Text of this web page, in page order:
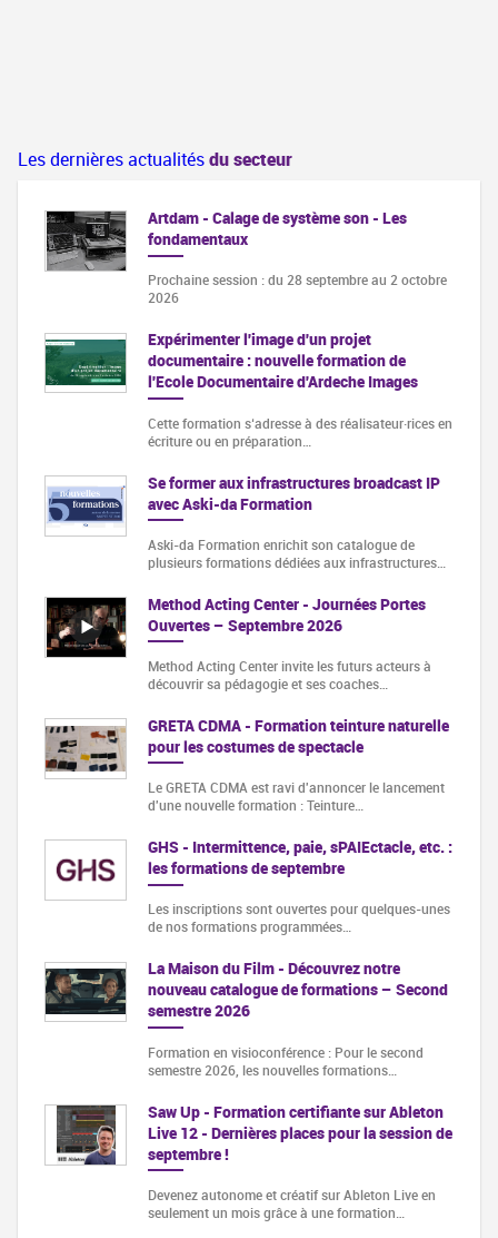
Les dernières actualitésdu secteur
Artdam - Calage de système son - Les
fondamentaux
Prochaine session : du 28 septembre au 2 octobre
2026
Expérimenter l'image d'un projet
documentaire : nouvelle formation de
l'Ecole Documentaire d'Ardeche Images
Cette formation s‘adresse à des réalisateur·rices en
écriture ou en préparation…
Se former aux infrastructures broadcast IP
avec Aski-da Formation
Aski-da Formation enrichit son catalogue de
plusieurs formations dédiées aux infrastructures…
Method Acting Center - Journées Portes
Ouvertes – Septembre 2026
Method Acting Center invite les futurs acteurs à
découvrir sa pédagogie et ses coaches…
GRETA CDMA - Formation teinture naturelle
pour les costumes de spectacle
Le GRETA CDMA est ravi d'annoncer le lancement
d'une nouvelle formation : Teinture…
GHS - Intermittence, paie, sPAIEctacle, etc. :
les formations de septembre
Les inscriptions sont ouvertes pour quelques-unes
de nos formations programmées…
La Maison du Film - Découvrez notre
nouveau catalogue de formations – Second
semestre 2026
Formation en visioconférence : Pour le second
semestre 2026, les nouvelles formations…
Saw Up - Formation certifiante sur Ableton
Live 12 - Dernières places pour la session de
septembre !
Devenez autonome et créatif sur Ableton Live en
seulement un mois grâce à une formation…